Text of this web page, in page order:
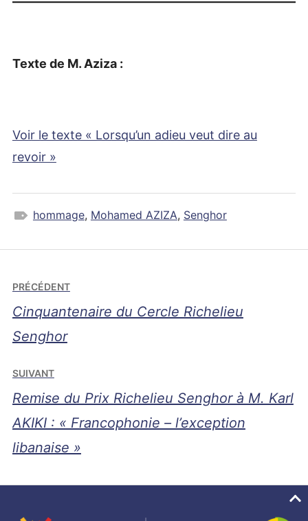
Texte de M. Aziza :
Voir le texte « Lorsqu’un adieu veut dire au
revoir »
hommage, Mohamed AZIZA, Senghor
Navigation
de
l’article
PRÉCÉDENT
Cinquantenaire du Cercle Richelieu
Senghor
SUIVANT
Remise du Prix Richelieu Senghor à M. Karl
AKIKI : « Francophonie – l’exception
libanaise »